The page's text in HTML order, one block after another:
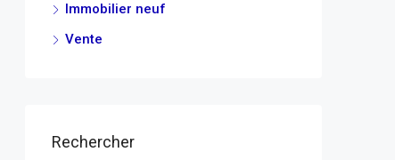
Immobilier neuf
Vente
Rechercher